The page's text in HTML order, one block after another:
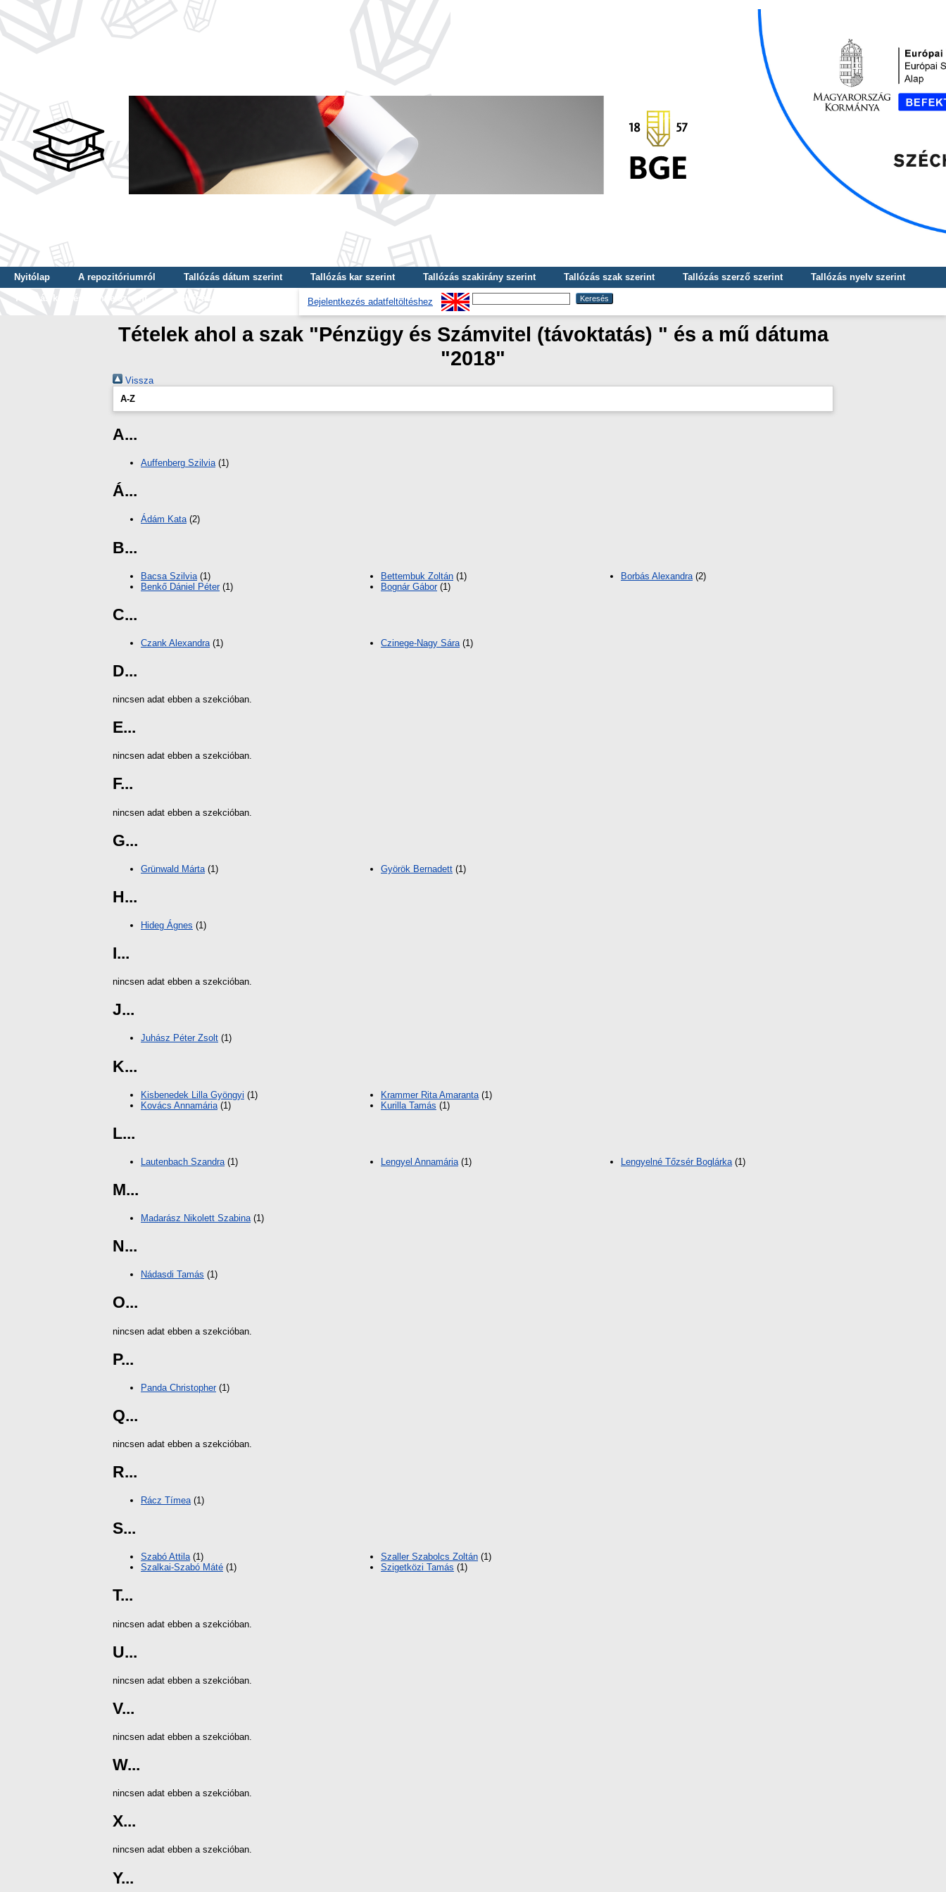
Nyitólap A repozitóriumról Tallózás dátum szerint Tallózás kar szerint Tallózás szakirány szerint Tallózás szak szerint Tallózás szerző szerint
Tallózás nyelv szerint
Tallózás képzés szintje szerint
Tallózás kulcsszó szerint Bejelentkezés adatfeltöltéshez
Tételek ahol a szak "Pénzügy és Számvitel (távoktatás) " és a mű dátuma
"2018"
Vissza
A-Z
A...
Auffenberg Szilvia(1)
Á...
Ádám Kata(2)
B...
Bacsa Szilvia (1)
Benkő Dániel Péter(1)
Bettembuk Zoltán (1)
Bognár Gábor(1)
Borbás Alexandra (2)
C...
Czank Alexandra (1) Czinege-Nagy Sára (1)
D...
nincsen adat ebben a szekcióban.
E...
nincsen adat ebben a szekcióban.
F...
nincsen adat ebben a szekcióban.
G...
Grünwald Márta (1) Györök Bernadett (1)
H...
Hideg Ágnes (1)
I...
nincsen adat ebben a szekcióban.
J...
Juhász Péter Zsolt (1)
K...
Kisbenedek Lilla Gyöngyi (1)
Kovács Annamária (1)
Krammer Rita Amaranta (1)
Kurilla Tamás (1)
L...
Lautenbach Szandra (1) Lengyel Annamária (1) Lengyelné Tőzsér Boglárka (1)
M...
Madarász Nikolett Szabina(1)
N...
Nádasdi Tamás (1)
O...
nincsen adat ebben a szekcióban.
P...
Panda Christopher(1)
Q...
nincsen adat ebben a szekcióban.
R...
Rácz Tímea(1)
S...
Szabó Attila(1)
Szalkai-Szabó Máté (1)
Szaller Szabolcs Zoltán (1)
Szigetközi Tamás (1)
T...
nincsen adat ebben a szekcióban.
U...
nincsen adat ebben a szekcióban.
V...
nincsen adat ebben a szekcióban.
W...
nincsen adat ebben a szekcióban.
X...
nincsen adat ebben a szekcióban.
Y...